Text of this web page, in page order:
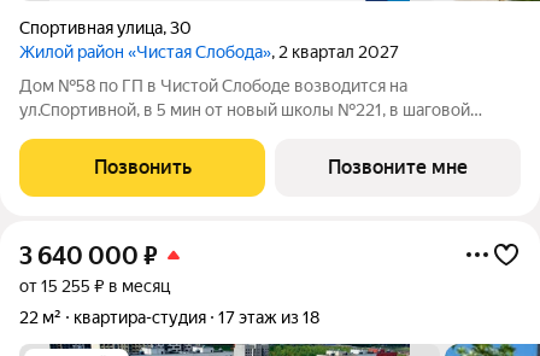
Спортивная улица,30
Жилой район «Чистая Слобода», 2 квартал 2027
Дом №58 по ГП в Чистой Слободе возводится на
ул.Спортивной, в 5 мин от новый школы №221, в шаговой
блок-секции. Сдача объекта - с отделкой под ключ. Для
удобства и безопасности жителей в
Позвонить Позвоните мне
3 640 000 ₽
от 15 255 ₽ в месяц
22 м²
квартира-студия 17 этаж из 18